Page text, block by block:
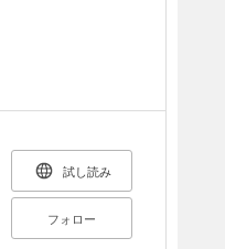
試し読み
フォロー